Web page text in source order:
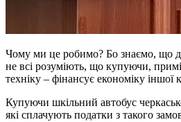
Чому ми це робимо? Бо знаємо, що
не всі розуміють, що купуючи,
техніку – фінансує економіку іншої
Купуючи шкільний автобус
які сплачують податки з такого